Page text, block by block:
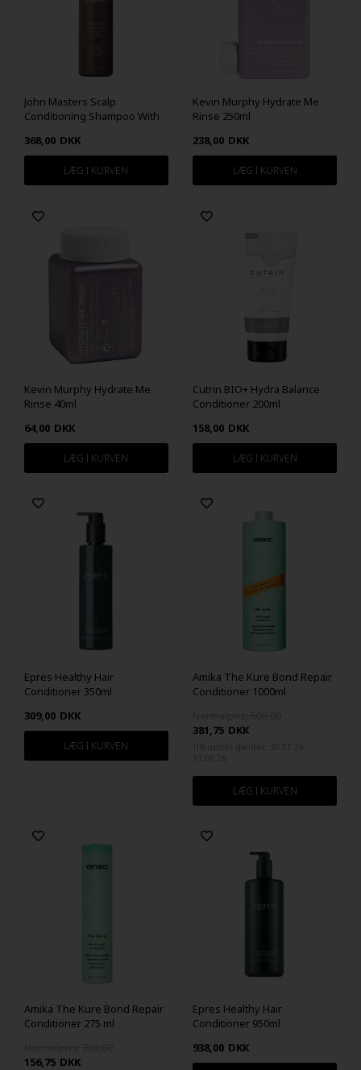
John Masters Scalp
Conditioning Shampoo With
368,00 DKK
Kevin Murphy Hydrate Me
Rinse 250ml
238,00 DKK
Kevin Murphy Hydrate Me
Rinse 40ml
64,00 DKK
Cutrin BIO+ Hydra Balance
Conditioner 200ml
158,00 DKK
Epres Healthy Hair
Conditioner 350ml
309,00 DKK
Amika The Kure Bond Repair
Conditioner 1000ml
381,75 DKK
Amika The Kure Bond Repair
Conditioner 275 ml
156,75 DKK
Epres Healthy Hair
Conditioner 950ml
938,00 DKK